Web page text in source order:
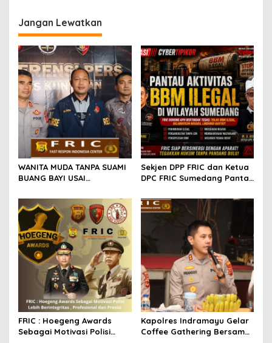
Jangan Lewatkan
WANITA MUDA TANPA SUAMI
BUANG BAYI USAI
Sekjen DPP FRIC dan Ketua
DPC FRIC Sumedang Pantau
Ilegal di Wilayah
Sumedang, Minta APH
Bertindak Tegas
FRIC : Hoegeng Awards
Sebagai Motivasi Polisi
Kapolres Indramayu Gelar
Coffee Gathering Bersama